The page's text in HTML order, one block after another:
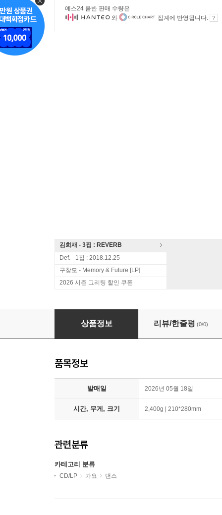
예스24 음반 판매 수량은
와
집계에 반영됩니다.
김희재 - 3집 : REVERB
Def. - 1집 : 2018.12.25
구창모 - Memory & Future [LP]
2026 시즌 그리팅 할인 쿠폰
ZEROBASEONE - The 6th Mini Album
상품정보 리뷰/한줄평 (0/0)
품목정보
발매일 2026년 05월 18일
시간, 무게, 크기 2,400g | 210*280mm
관련분류
카테고리 분류
CD/LP 가요 댄스